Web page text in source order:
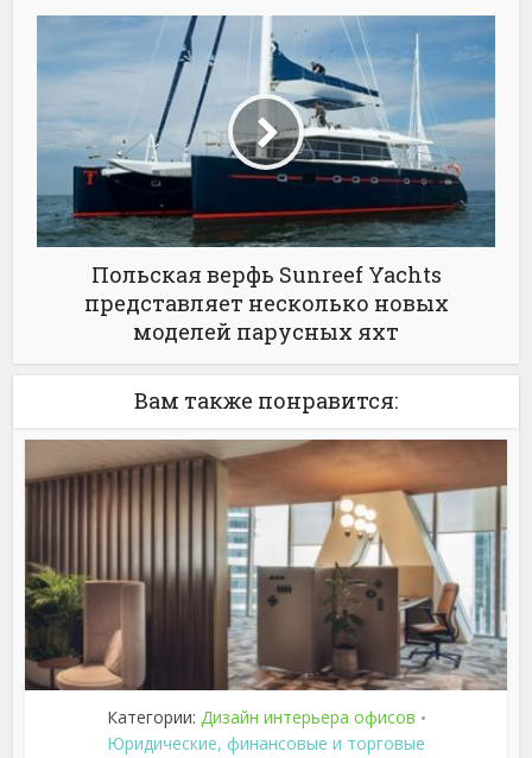
Польская верфь Sunreef Yachts
представляет несколько новых
моделей парусных яхт
Вам также понравится:
Категории: Дизайн интерьера офисов •
Юридические, финансовые и торговые